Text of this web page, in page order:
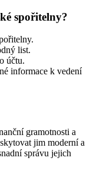
spořitelny?
list.
účtu.
informace k vedení
gramotnosti a
jim moderní a
správu jejich